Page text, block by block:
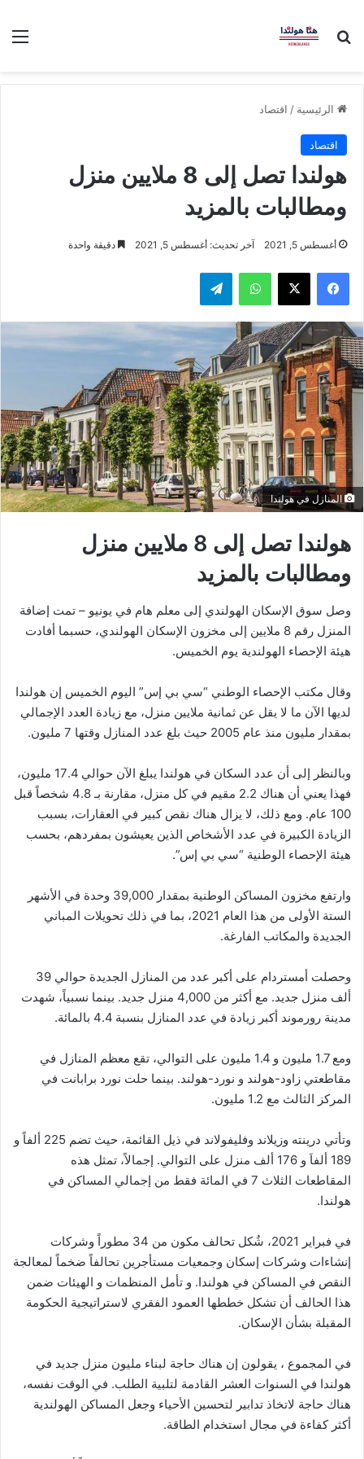
بحث عن
الرئيسية / اقتصاد
اقتصاد
هولندا تصل إلى 8 ملايين منزل
ومطالبات بالمزيد
أغسطس 5, 2021 آخر تحديث: أغسطس 5, 2021 دقيقة واحدة
فيسبوك ‫X واتساب تيلقرام
المنازل في هولندا
هولندا تصل إلى 8 ملايين منزل
ومطالبات بالمزيد
وصل سوق الإسكان الهولندي إلى معلم هام في يونيو – تمت إضافة
المنزل رقم 8 ملايين إلى مخزون الإسكان الهولندي، حسبما أفادت
هيئة الإحصاء الهولندية يوم الخميس.
وقال مكتب الإحصاء الوطني “سي بي إس” اليوم الخميس إن هولندا
لديها الآن ما لا يقل عن ثمانية ملايين منزل، مع زيادة العدد الإجمالي
بمقدار مليون منذ عام 2005 حيث بلغ عدد المنازل وقتها 7 مليون.
وبالنظر إلى أن عدد السكان في هولندا يبلغ الآن حوالي 17.4 مليون،
فهذا يعني أن هناك 2.2 مقيم في كل منزل، مقارنة بـ 4.8 شخصاً قبل
100 عام. ومع ذلك، لا يزال هناك نقص كبير في العقارات، بسبب
الزيادة الكبيرة في عدد الأشخاص الذين يعيشون بمفردهم، بحسب
هيئة الإحصاء الوطنية “سي بي إس”.
وارتفع مخزون المساكن الوطنية بمقدار 39,000 وحدة في الأشهر
الستة الأولى من هذا العام 2021، بما في ذلك تحويلات المباني
الجديدة والمكاتب الفارغة.
وحصلت أمستردام على أكبر عدد من المنازل الجديدة حوالي 39
ألف منزل جديد. مع أكثر من 4,000 منزل جديد. بينما نسبياً، شهدت
مدينة رورموند أكبر زيادة في عدد المنازل بنسبة 4.4 بالمائة.
ومع 1.7 مليون و 1.4 مليون على التوالي، تقع معظم المنازل في
مقاطعتي زاود-هولند و نورد-هولند. بينما حلت نورد برابانت في
المركز الثالث مع 1.2 مليون.
وتأتي درينته وزيلاند وفليفولاند في ذيل القائمة، حيث تضم 225 ألفاً و
189 ألفاَ و 176 ألف منزل على التوالي. إجمالاً، تمثل هذه
المقاطعات الثلاث 7 في المائة فقط من إجمالي المساكن في
هولندا.
في فبراير 2021، شُكل تحالف مكون من 34 مطوراً وشركات
إنشاءات وشركات إسكان وجمعيات مستأجرين تحالفاً ضخماً لمعالجة
النقص في المساكن في هولندا. و تأمل المنظمات و الهيئات ضمن
هذا الحالف أن تشكل خططها العمود الفقري لاستراتيجية الحكومة
المقبلة بشأن الإسكان.
في المجموع ، يقولون إن هناك حاجة لبناء مليون منزل جديد في
هولندا في السنوات العشر القادمة لتلبية الطلب. في الوقت نفسه،
هناك حاجة لاتخاذ تدابير لتحسين الأحياء وجعل المساكن الهولندية
أكثر كفاءة في مجال استخدام الطاقة.